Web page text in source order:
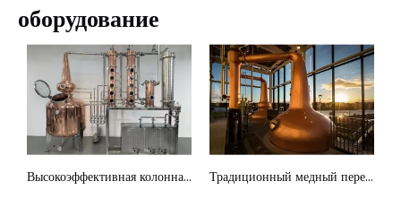
оборудование
Высокоэффективная колонна непрерывного действия для дистилляции Традиционный медный перегонный куб для кустарного производства спиртных напитков Медная пивоварня